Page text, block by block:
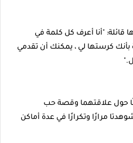
قائلة: "أنا أعرف كل كلمة في
بأنك كرستها لي ، يمكنك أن تقدمي
حول علاقتهما وقصة حب
مرارًا وتكرارًا في عدة أماكن